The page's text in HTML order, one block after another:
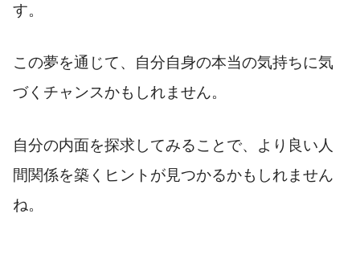
す。
この夢を通じて、自分自身の本当の気持ちに気
づくチャンスかもしれません。
自分の内面を探求してみることで、より良い人
間関係を築くヒントが見つかるかもしれません
ね。